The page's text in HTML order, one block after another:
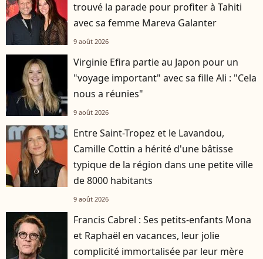
trouvé la parade pour profiter à Tahiti
avec sa femme Mareva Galanter
9 août 2026
Virginie Efira partie au Japon pour un
"voyage important" avec sa fille Ali : "Cela
nous a réunies"
9 août 2026
Entre Saint-Tropez et le Lavandou,
Camille Cottin a hérité d'une bâtisse
typique de la région dans une petite ville
de 8000 habitants
9 août 2026
Francis Cabrel : Ses petits-enfants Mona
et Raphaël en vacances, leur jolie
complicité immortalisée par leur mère